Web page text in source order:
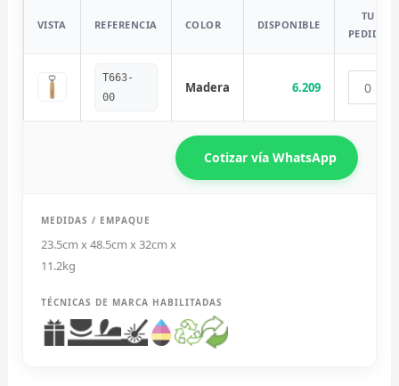
con IA
o haz clic para explorar tus archivos
Formatos: PNG, JPG, SVG (Max. 5MB). Se recomienda fondo
Selecciona el estilo de marcado:
VISTA REFERENCIA COLOR DISPONIBLE
TU
PEDIDO
T663-
00
Madera 6.209
Cotizar vía WhatsApp
MEDIDAS / EMPAQUE
23.5cm x 48.5cm x 32cm x
11.2kg
TÉCNICAS DE MARCA HABILITADAS